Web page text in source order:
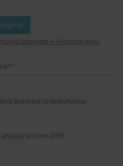
Unboxed: A Personal Invitation to
la București la Bobohalma
anului Pantone 2026